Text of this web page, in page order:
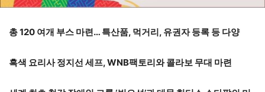
총 120 여개 부스 마련… 특산품, 먹거리, 유권자 등록 등 다양
흑색 요리사 정지선 세프, WNB팩토리와 콜라보 무대 마련